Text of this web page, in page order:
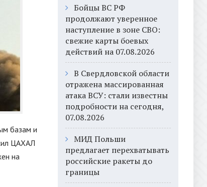
базам и
ЦАХАЛ
на
Бойцы ВС РФ
продолжают уверенное
наступление в зоне СВО:
свежие карты боевых
действий на 07.08.2026
В Свердловской области
отражена массированная
атака ВСУ: стали известны
подробности на сегодня,
07.08.2026
МИД Польши
предлагает перехватывать
российские ракеты до
границы